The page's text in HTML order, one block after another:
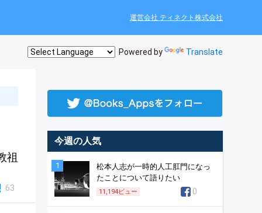
運営会社 ティネクト株式会社
Powered by Translate
祖
63
今週の人気
1
松本人志が一時的人工肛門になっ
たことについて語りたい
11,194ビュー 0